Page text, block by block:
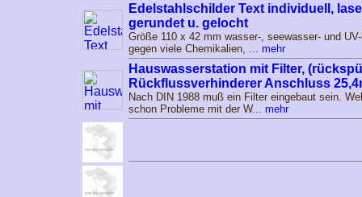
Edelstahlschilder Text individuell,
gerundet u. gelocht
Größe 110 x 42 mm wasser-, seewasser- und
gegen viele Chemikalien, ... mehr
Hauswasserstation mit Filter,
Rückflussverhinderer Anschluss
Nach DIN 1988 muß ein Filter eingebaut sein.
schon Probleme mit der W... mehr